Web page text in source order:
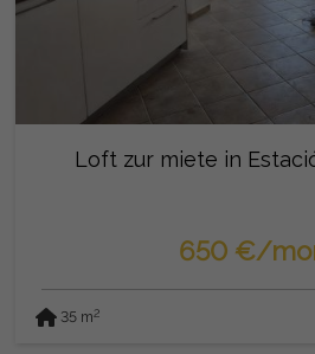
Loft zur miete in
650 €/
35 m2